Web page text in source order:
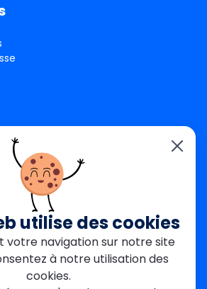
grand-paris.com
75015 Paris
légales
utilise des cookies
votre navigation sur notre site
à notre utilisation des
cookies.